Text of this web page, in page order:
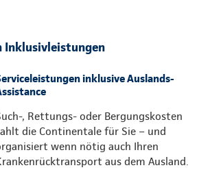
Inklusivleistungen
inklusive Auslands-
, Rettungs- oder Bergungskosten
die Continentale für Sie – und
wenn nötig auch Ihren
aus dem Ausland.